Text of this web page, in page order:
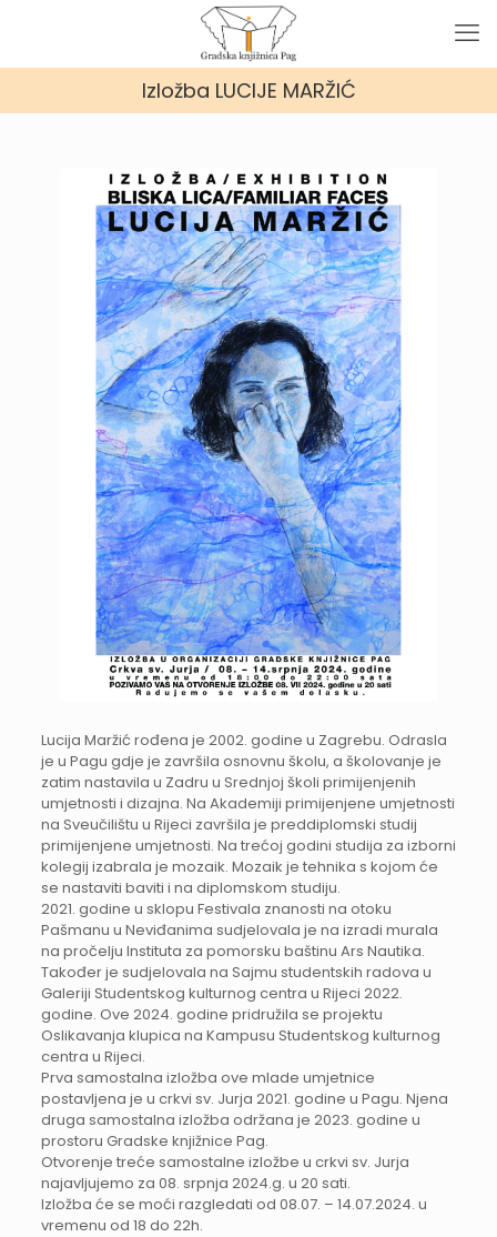
Izložba LUCIJE MARŽIĆ
Lucija Maržić rođena je 2002. godine u Zagrebu. Odrasla
je u Pagu gdje je završila osnovnu školu, a školovanje je
zatim nastavila u Zadru u Srednjoj školi primijenjenih
umjetnosti i dizajna. Na Akademiji primijenjene umjetnosti
na Sveučilištu u Rijeci završila je preddiplomski studij
primijenjene umjetnosti. Na trećoj godini studija za izborni
kolegij izabrala je mozaik. Mozaik je tehnika s kojom će
se nastaviti baviti i na diplomskom studiju.
2021. godine u sklopu Festivala znanosti na otoku
Pašmanu u Neviđanima sudjelovala je na izradi murala
na pročelju Instituta za pomorsku baštinu Ars Nautika.
Također je sudjelovala na Sajmu studentskih radova u
Galeriji Studentskog kulturnog centra u Rijeci 2022.
godine. Ove 2024. godine pridružila se projektu
Oslikavanja klupica na Kampusu Studentskog kulturnog
centra u Rijeci.
Prva samostalna izložba ove mlade umjetnice
postavljena je u crkvi sv. Jurja 2021. godine u Pagu. Njena
druga samostalna izložba održana je 2023. godine u
prostoru Gradske knjižnice Pag.
Otvorenje treće samostalne izložbe u crkvi sv. Jurja
najavljujemo za 08. srpnja 2024.g. u 20 sati.
Izložba će se moći razgledati od 08.07. – 14.07.2024. u
vremenu od 18 do 22h.